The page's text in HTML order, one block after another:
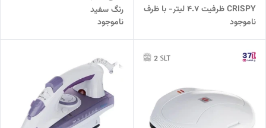
CRISPY ظرفیت 4.7 لیتر- با ظرف
کیک
ناموجود
رنگ سفید
ناموجود